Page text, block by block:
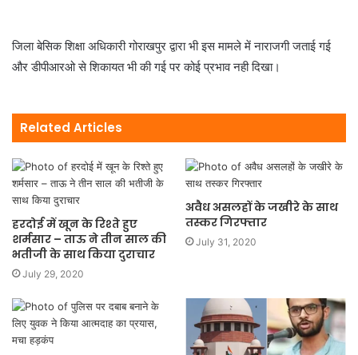
जिला बेसिक शिक्षा अधिकारी गोराखपुर द्वारा भी इस मामले में नाराजगी जताई गई
और डीपीआरओ से शिकायत भी की गई पर कोई प्रभाव नही दिखा।
Related Articles
हरदोई में खून के रिश्ते हुए
शर्मसार – ताऊ ने तीन साल की
भतीजी के साथ किया दुराचार
July 29, 2020
अवैध असलहों के जखीरे के साथ
तस्कर गिरफ्तार
July 31, 2020